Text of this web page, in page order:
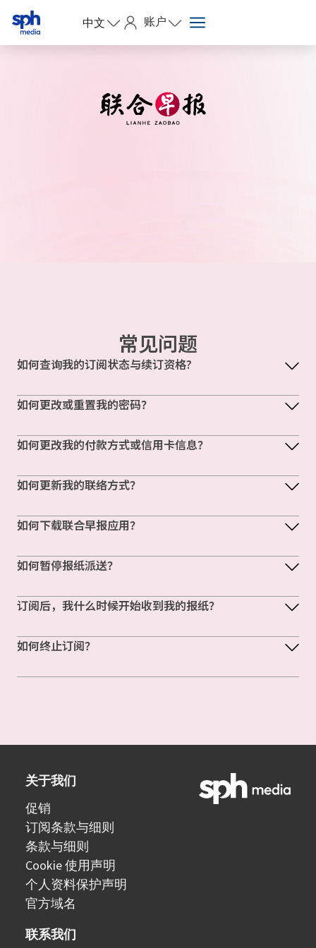
中文 账户
常见问题
如何查询我的订阅状态与续订资格?
如何更改或重置我的密码？
如何更改我的付款方式或信用卡信息？
如何更新我的联络方式？
如何下载联合早报应用？
如何暂停报纸派送？
订阅后，我什么时候开始收到我的报纸？
如何终止订阅？
关于我们
促销
订阅条款与细则
条款与细则
Cookie 使用声明
个人资料保护声明
官方域名
联系我们